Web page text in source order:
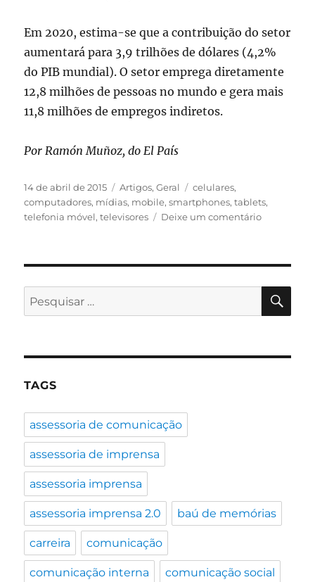
Em 2020, estima-se que a contribuição do setor
aumentará para 3,9 trilhões de dólares (4,2%
do PIB mundial). O setor emprega diretamente
12,8 milhões de pessoas no mundo e gera mais
11,8 milhões de empregos indiretos.
Por Ramón Muñoz, do El País
Publicado
em
14 de abril de 2015 Categorias
Artigos,Geral Tags
celulares,
computadores, mídias, mobile,smartphones,tablets,
telefonia móvel,televisores Deixe um comentárioem
anos
depois
da
Pesquisar
por:
TAGS
assessoria de comunicação
assessoria de imprensa
assessoria imprensa
assessoria imprensa 2.0 baú de memórias
carreira comunicação
comunicação interna comunicação social